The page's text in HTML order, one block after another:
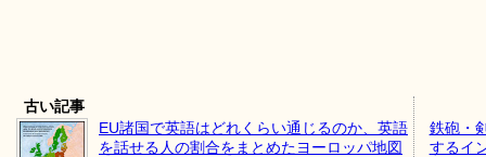
古い記事
EU諸国で英語はどれくらい通じるのか、英語
を話せる人の割合をまとめたヨーロッパ地図
鉄砲・
するイ